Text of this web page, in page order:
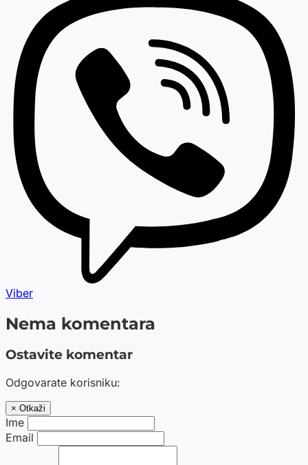
Viber
Nema komentara
Ostavite komentar
Odgovarate korisniku:
× Otkaži
Ime
Email